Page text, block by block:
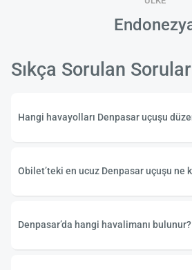
Sıkça Sorulan Sorular
Hangi havayolları Denpasar uçuşu
Obilet’teki en ucuz Denpasar uçuşu ne
Denpasar’da hangi havalimanı bulunur?